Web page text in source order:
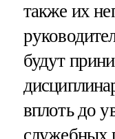
также их
будут
вплоть до